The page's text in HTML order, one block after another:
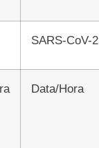
SARS-CoV-2
Data/Hora